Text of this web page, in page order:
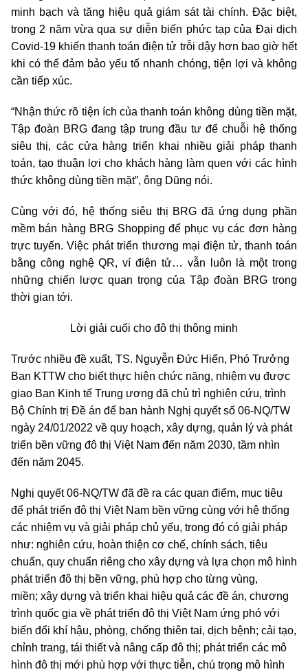
minh bạch và tăng hiệu quả giám sát tài chính. Đặc biệt,
trong 2 năm vừa qua sự diễn biến phức tạp của Đại dịch
Covid-19 khiến thanh toán điện tử trỗi dậy hơn bao giờ hết
khi có thể đảm bảo yếu tố nhanh chóng, tiện lợi và không
cần tiếp xúc.
“Nhận thức rõ tiện ích của thanh toán không dùng tiền mặt,
Tập đoàn BRG đang tập trung đầu tư để chuỗi hệ thống
siêu thị, các cửa hàng triển khai nhiều giải pháp thanh
toán, tạo thuận lợi cho khách hàng làm quen với các hình
thức không dùng tiền mặt”, ông Dũng nói.
Cùng với đó, hệ thống siêu thị BRG đã ứng dụng phần
mềm bán hàng BRG Shopping để phục vụ các đơn hàng
trực tuyến. Việc phát triển thương mại điện tử, thanh toán
bằng công nghệ QR, ví điện tử… vẫn luôn là một trong
những chiến lược quan trọng của Tập đoàn BRG trong
thời gian tới.
Lời giải cuối cho đô thị thông minh
Trước nhiều đề xuất, TS. Nguyễn Đức Hiển, Phó Trưởng
Ban KTTW cho biết thực hiện chức năng, nhiệm vụ được
giao Ban Kinh tế Trung ương đã chủ trì nghiên cứu, trình
Bộ Chính trị Đề án để ban hành Nghị quyết số 06-NQ/TW
ngày 24/01/2022 về quy hoạch, xây dựng, quản lý và phát
triển bền vững đô thị Việt Nam đến năm 2030, tầm nhìn
đến năm 2045.
Nghị quyết 06-NQ/TW đã đề ra các quan điểm, mục tiêu
để phát triển đô thị Việt Nam bền vững cùng với hệ thống
các nhiệm vụ và giải pháp chủ yếu, trong đó có giải pháp
như: nghiên cứu, hoàn thiện cơ chế, chính sách, tiêu
chuẩn, quy chuẩn riêng cho xây dựng và lựa chọn mô hình
phát triển đô thị bền vững, phù hợp cho từng vùng,
miền; xây dựng và triển khai hiệu quả các đề án, chương
trình quốc gia về phát triển đô thị Việt Nam ứng phó với
biến đổi khí hậu, phòng, chống thiên tai, dịch bệnh; cải tạo,
chỉnh trang, tái thiết và nâng cấp đô thị; phát triển các mô
hình đô thị mới phù hợp với thực tiễn, chú trọng mô hình